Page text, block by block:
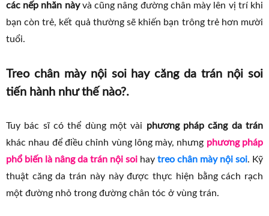
các nếp nhăn nàyvà cũng nâng đường chân mày lên vị trí khi
bạn còn trẻ, kết quả thường sẽ khiến bạn trông trẻ hơn mười
tuổi.
Treo chân mày nội soi hay căng da trán nội soi
tiến hành như thế nào?.
Tuy bác sĩ có thể dùng một vài phương pháp căng da trán
khác nhau để điều chỉnh vùng lông mày, nhưng phương pháp
phổ biến là nâng da trán nội soi hay treo chân mày nội soi. Kỹ
thuật căng da trán này này được thực hiện bằng cách rạch
một đường nhỏ trong đường chân tóc ở vùng trán.